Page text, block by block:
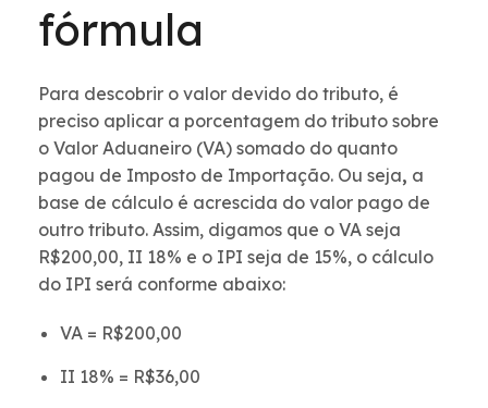
fórmula
Para descobrir o valor devido do tributo, é
preciso aplicar a porcentagem do tributo sobre
o Valor Aduaneiro (VA) somado do quanto
pagou de Imposto de Importação. Ou seja, a
base de cálculo é acrescida do valor pago de
outro tributo. Assim, digamos que o VA seja
R$200,00, II 18% e o IPI seja de 15%, o cálculo
do IPI será conforme abaixo:
VA = R$200,00
II 18% = R$36,00